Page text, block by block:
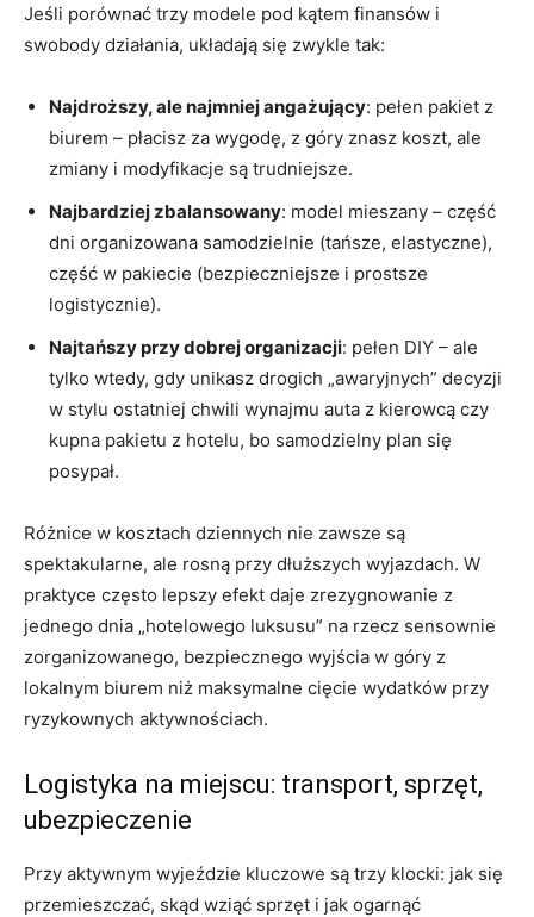
Jeśli porównać trzy modele pod kątem finansów i
swobody działania, układają się zwykle tak:
Najdroższy, ale najmniej angażujący: pełen pakiet z
biurem – płacisz za wygodę, z góry znasz koszt, ale
zmiany i modyfikacje są trudniejsze.
Najbardziej zbalansowany: model mieszany – część
dni organizowana samodzielnie (tańsze, elastyczne),
część w pakiecie (bezpieczniejsze i prostsze
logistycznie).
Najtańszy przy dobrej organizacji: pełen DIY – ale
tylko wtedy, gdy unikasz drogich „awaryjnych” decyzji
w stylu ostatniej chwili wynajmu auta z kierowcą czy
kupna pakietu z hotelu, bo samodzielny plan się
posypał.
Różnice w kosztach dziennych nie zawsze są
spektakularne, ale rosną przy dłuższych wyjazdach. W
praktyce często lepszy efekt daje zrezygnowanie z
jednego dnia „hotelowego luksusu” na rzecz sensownie
zorganizowanego, bezpiecznego wyjścia w góry z
lokalnym biurem niż maksymalne cięcie wydatków przy
ryzykownych aktywnościach.
Logistyka na miejscu: transport, sprzęt,
ubezpieczenie
Przy aktywnym wyjeździe kluczowe są trzy klocki: jak się
przemieszczać, skąd wziąć sprzęt i jak ogarnąć